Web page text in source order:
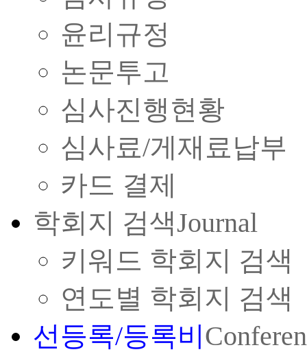
윤리규정
논문투고
심사진행현황
심사료/게재료납부
카드 결제
학회지 검색Journal
키워드 학회지 검색
연도별 학회지 검색
선등록/등록비